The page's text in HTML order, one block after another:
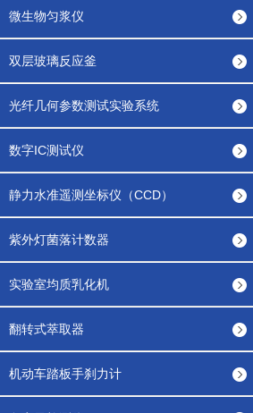
微生物匀浆仪
双层玻璃反应釜
光纤几何参数测试实验系统
数字IC测试仪
静力水准遥测坐标仪（CCD）
紫外灯菌落计数器
实验室均质乳化机
翻转式萃取器
机动车踏板手刹力计